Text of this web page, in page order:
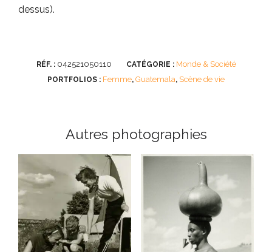
dessus).
RÉF. : 042521050110 CATÉGORIE : Monde & Société
PORTFOLIOS : Femme, Guatemala, Scène de vie
Autres photographies